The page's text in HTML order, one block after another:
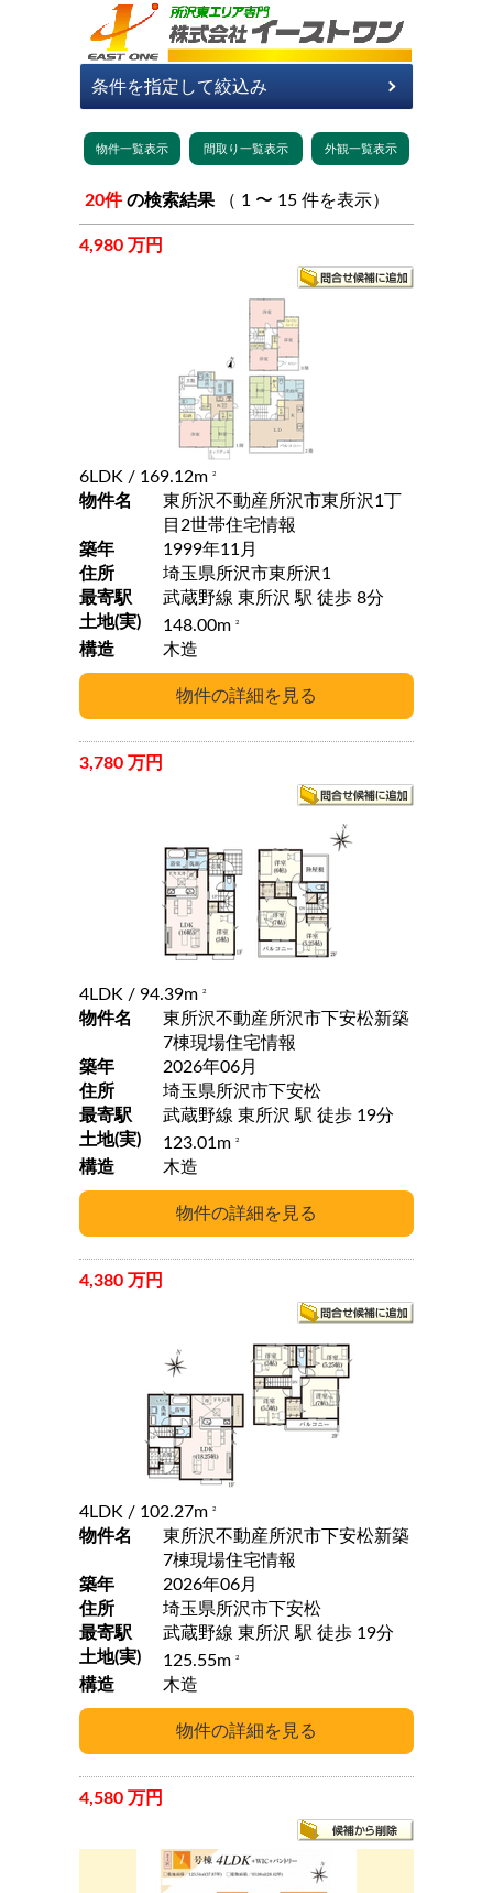
20件 の検索結果 （ 1 〜 15 件を表示）
4,980 万円
6LDK / 169.12m 2
物件名
東所沢不動産所沢市東所沢1丁
目2世帯住宅情報
築年
1999年11月
住所
埼玉県所沢市東所沢1
最寄駅
武蔵野線 東所沢 駅 徒歩 8分
土地(実)
148.00m 2
構造 木造
3,780 万円
4LDK / 94.39m 2
物件名
東所沢不動産所沢市下安松新築
7棟現場住宅情報
築年
2026年06月
住所
埼玉県所沢市下安松
最寄駅
武蔵野線 東所沢 駅 徒歩 19分
土地(実)
123.01m 2
構造 木造
4,380 万円
4LDK / 102.27m 2
物件名
東所沢不動産所沢市下安松新築
7棟現場住宅情報
築年
2026年06月
住所
埼玉県所沢市下安松
最寄駅
武蔵野線 東所沢 駅 徒歩 19分
土地(実)
125.55m 2
構造 木造
4,580 万円